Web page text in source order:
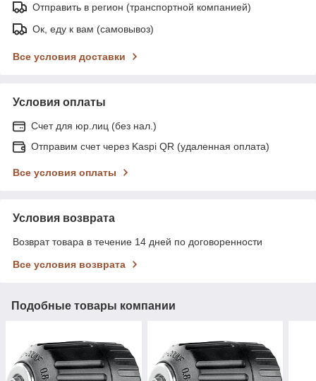
Отправить в регион (транспортной компанией)
Ок, еду к вам (самовывоз)
Все условия доставки
Условия оплаты
Счет для юр.лиц (без нал.)
Отправим счет через Kaspi QR (удаленная оплата)
Все условия оплаты
Условия возврата
Возврат товара в течение 14 дней по договоренности
Все условия возврата
Подобные товары компании